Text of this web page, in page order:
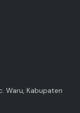
Waru, Kabupaten